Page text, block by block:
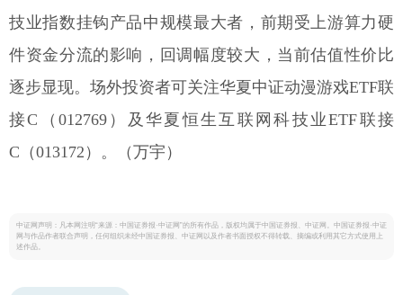
技业指数挂钩产品中规模最大者，前期受上游算力硬
件资金分流的影响，回调幅度较大，当前估值性价比
逐步显现。场外投资者可关注华夏中证动漫游戏ETF联
接C（012769）及华夏恒生互联网科技业ETF联接
C（013172）。（万宇）
中证网声明：凡本网注明“来源：中国证券报·中证网”的所有作品，版权均属于中国证券报、中证网。中国证券报·中证
网与作品作者联合声明，任何组织未经中国证券报、中证网以及作者书面授权不得转载、摘编或利用其它方式使用上
述作品。